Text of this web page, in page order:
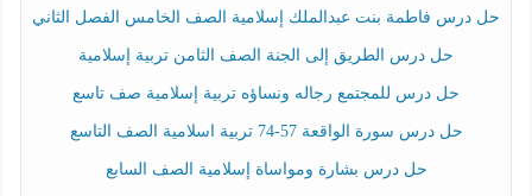
حل درس فاطمة بنت عبدالملك إسلامية الصف الخامس الفصل الثاني
حل درس الطريق إلى الجنة الصف الثامن تربية إسلامية
حل درس للمجتمع رجاله ونساؤه تربية إسلامية صف تاسع
حل درس سورة الواقعة 57-74 تربية اسلامية الصف التاسع
حل درس بشارة ومواساة إسلامية الصف السابع